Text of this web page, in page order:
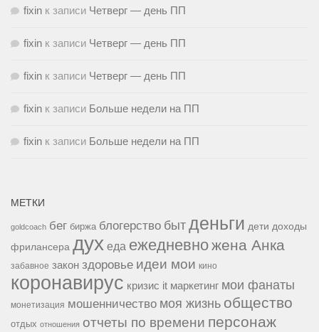
fixin к записи Четверг — день ПП
fixin к записи Четверг — день ПП
fixin к записи Четверг — день ПП
fixin к записи Больше недели на ПП
fixin к записи Больше недели на ПП
МЕТКИ
goldcoach бег биржа блогерство быт деньги дети доходы
фрилансера дух еда ежедневножена Анка
забавное закон здоровье идеи мои кино
коронавирус кризис it маркетинг мои фанаты
монетизация мошенничество моя жизнь общество
отдых отношения отчеты по времени персонаж